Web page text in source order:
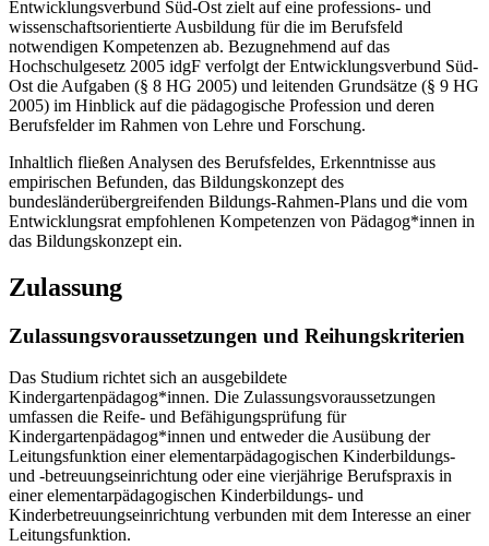
Entwicklungsverbund Süd-Ost zielt auf eine professions- und
wissenschaftsorientierte Ausbildung für die im Berufsfeld
notwendigen Kompetenzen ab. Bezugnehmend auf das
Hochschulgesetz 2005 idgF verfolgt der Entwicklungsverbund Süd-
Ost die Aufgaben (§ 8 HG 2005) und leitenden Grundsätze (§ 9 HG
2005) im Hinblick auf die pädagogische Profession und deren
Berufsfelder im Rahmen von Lehre und Forschung.
Inhaltlich fließen Analysen des Berufsfeldes, Erkenntnisse aus
empirischen Befunden, das Bildungskonzept des
bundesländerübergreifenden Bildungs-Rahmen-Plans und die vom
Entwicklungsrat empfohlenen Kompetenzen von Pädagog*innen in
das Bildungskonzept ein.
Zulassung
Zulassungsvoraussetzungen und Reihungskriterien
Das Studium richtet sich an ausgebildete
Kindergartenpädagog*innen. Die Zulassungsvoraussetzungen
umfassen die Reife- und Befähigungsprüfung für
Kindergartenpädagog*innen und entweder die Ausübung der
Leitungsfunktion einer elementarpädagogischen Kinderbildungs-
und -betreuungseinrichtung oder eine vierjährige Berufspraxis in
einer elementarpädagogischen Kinderbildungs- und
Kinderbetreuungseinrichtung verbunden mit dem Interesse an einer
Leitungsfunktion.